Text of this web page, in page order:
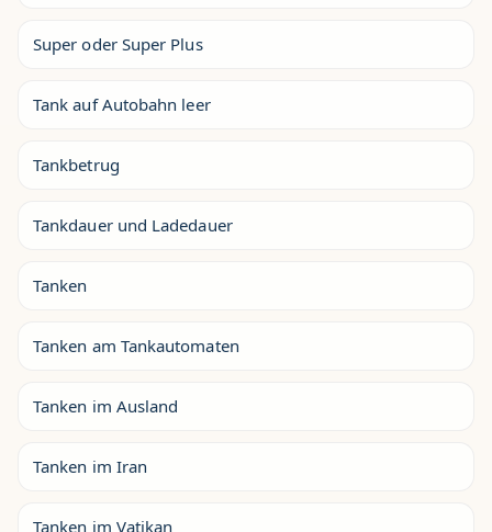
Super oder Super Plus
Tank auf Autobahn leer
Tankbetrug
Tankdauer und Ladedauer
Tanken
Tanken am Tankautomaten
Tanken im Ausland
Tanken im Iran
Tanken im Vatikan